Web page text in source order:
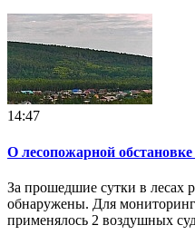
14:47
О лесопожарной
За прошедшие сутки в лесах
обнаружены. Для
применялось 2 воздушных